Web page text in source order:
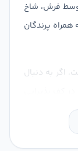
وسط فرش، شاخ
پرندگان
اگر به دنبال
فرش شما را